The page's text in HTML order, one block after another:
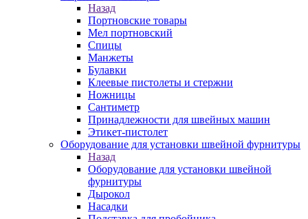
Назад
Портновские товары
Мел портновский
Спицы
Манжеты
Булавки
Клеевые пистолеты и стержни
Ножницы
Сантиметр
Принадлежности для швейных машин
Этикет-пистолет
Оборудование для установки швейной фурнитуры
Назад
Оборудование для установки швейной
фурнитуры
Дырокол
Насадки